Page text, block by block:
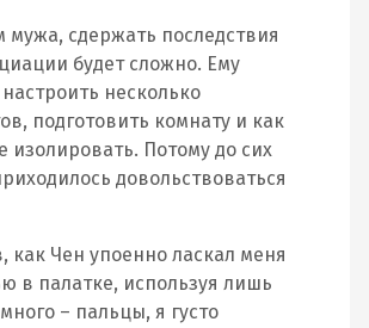
мужа, сдержать последствия
будет сложно. Ему
несколько
подготовить комнату и как
изолировать. Потому до сих
довольствоваться
как Чен упоенно ласкал меня
в палатке, используя лишь
– пальцы, я густо